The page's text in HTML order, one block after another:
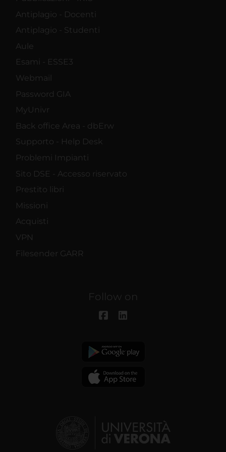
Antiplagio - Docenti
Antiplagio - Studenti
Aule
Esami - ESSE3
Webmail
Password GIA
MyUnivr
Back office Area - dbErw
Supporto - Help Desk
Problemi Impianti
Sito DSE - Accesso riservato
Prestito libri
Missioni
Acquisti
VPN
Filesender GARR
Follow on